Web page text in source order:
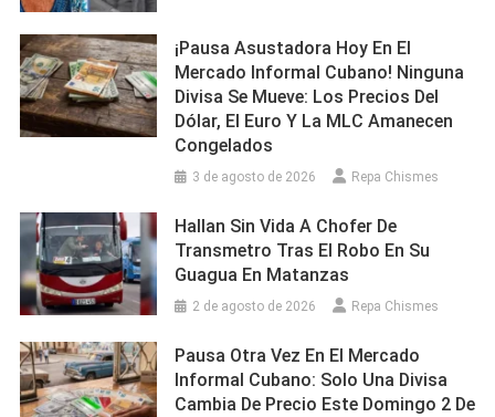
¡Pausa Asustadora Hoy En El
Mercado Informal Cubano! Ninguna
Divisa Se Mueve: Los Precios Del
Dólar, El Euro Y La MLC Amanecen
Congelados
3 de agosto de 2026 Repa Chismes
Hallan Sin Vida A Chofer De
Transmetro Tras El Robo En Su
Guagua En Matanzas
2 de agosto de 2026 Repa Chismes
Pausa Otra Vez En El Mercado
Informal Cubano: Solo Una Divisa
Cambia De Precio Este Domingo 2 De